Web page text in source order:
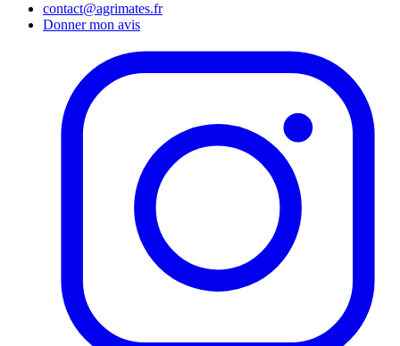
contact@agrimates.fr
Donner mon avis